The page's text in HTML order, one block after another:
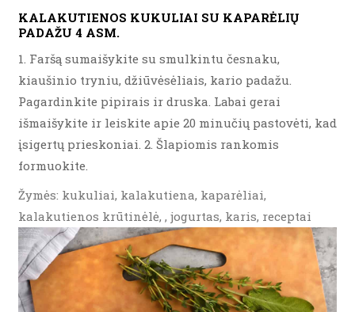
KALAKUTIENOS KUKULIAI SU KAPARĖLIŲ
PADAŽU 4 ASM.
1. Faršą sumaišykite su smulkintu česnaku,
kiaušinio tryniu, džiūvėsėliais, kario padažu.
Pagardinkite pipirais ir druska. Labai gerai
išmaišykite ir leiskite apie 20 minučių pastovėti, kad
įsigertų prieskoniai. 2. Šlapiomis rankomis
formuokite.
Žymės: kukuliai, kalakutiena, kaparėliai,
kalakutienos krūtinėlė, , jogurtas, karis, receptai